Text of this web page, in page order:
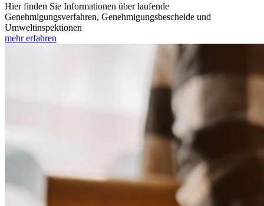
Hier finden Sie Informationen über laufende
Genehmigungsverfahren, Genehmigungsbescheide und
Umweltinspektionen
mehr erfahren